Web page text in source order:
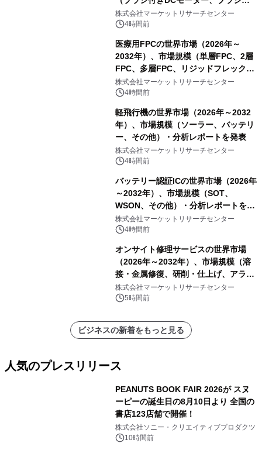
スDCモーター）・分析レポートを発
表
株式会社マーケットリサーチセンター
4時間前
医療用FPCの世界市場（2026年～
2032年）、市場規模（単層FPC、2層
FPC、多層FPC、リジッドフレックス
PCB）・分析レポートを発表
株式会社マーケットリサーチセンター
4時間前
軽飛行機の世界市場（2026年～2032
年）、市場規模（ソーラー、バッテリ
ー、その他）・分析レポートを発表
株式会社マーケットリサーチセンター
4時間前
バッテリー認証ICの世界市場（2026年
～2032年）、市場規模（SOT、
WSON、その他）・分析レポートを発
表
株式会社マーケットリサーチセンター
4時間前
オンサイト修理サービスの世界市場
（2026年～2032年）、市場規模（溶
接・金属修復、研削・仕上げ、アライ
メント、その他）・分析レポートを発
表
株式会社マーケットリサーチセンター
5時間前
ビジネスの新着をもっと見る
人気のプレスリリース
PEANUTS BOOK FAIR 2026が スヌ
ーピーの誕生日の8月10日より 全国の
書店123店舗で開催！
株式会社ソニー・クリエイティブプロダクツ
10時間前